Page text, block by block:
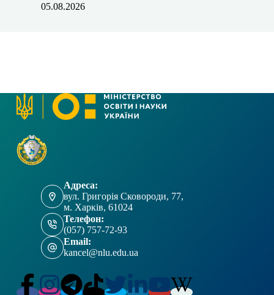
05.08.2026
Адреса:
вул. Григорія Сковороди, 77,
м. Харків, 61024
Телефон:
(057) 757-72-93
Email:
kancel@nlu.edu.ua